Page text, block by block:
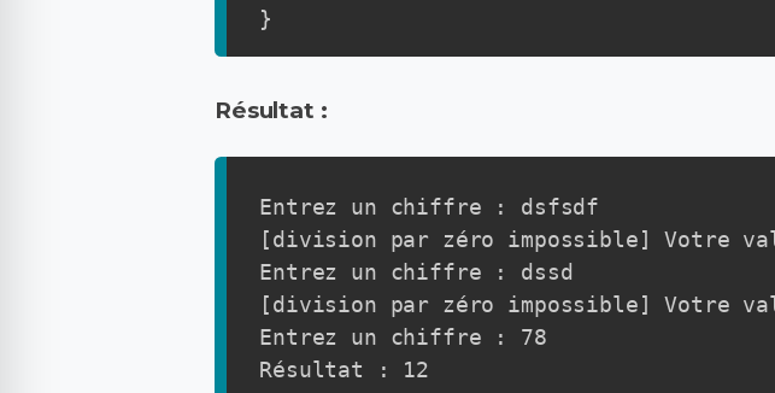
}
Résultat :
Entrez un chiffre : dsfsdf
[division par zéro impossible] Votre
Entrez un chiffre : dssd
[division par zéro impossible] Votre
Entrez un chiffre : 78
Résultat : 12